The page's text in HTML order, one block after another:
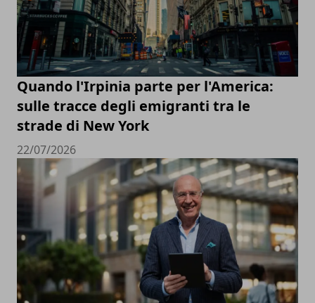
Quando l'Irpinia parte per l'America:
sulle tracce degli emigranti tra le
strade di New York
22/07/2026